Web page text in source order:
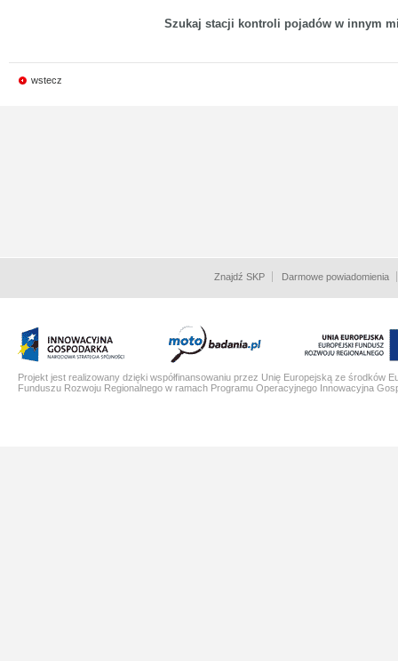
Szukaj stacji kontroli pojadów w innym
wstecz
Znajdź SKP Darmowe powiadomienia
Projekt jest realizowany dzięki współfinansowaniu przez Unię Europejską ze środków
Funduszu Rozwoju Regionalnego w ramach Programu Operacyjnego Innowacyjna